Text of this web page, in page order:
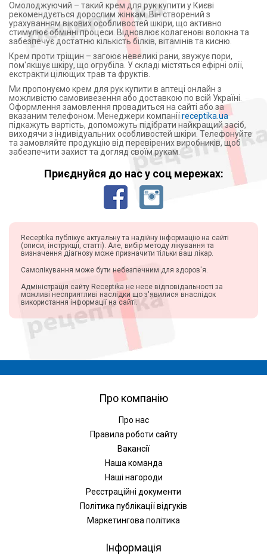
Омолоджуючий – такий крем для рук купити у Києві
рекомендується дорослим жінкам. Він створений з
урахуванням вікових особливостей шкіри, що активно
стимулює обмінні процеси. Відновлює колагенові волокна та
забезпечує достатню кількість білків, вітамінів та кисню.
Крем проти тріщин – загоює невеликі рани, звужує пори,
пом'якшує шкіру, що огрубіла. У складі містяться ефірні олії,
екстракти цілющих трав та фруктів.
Ми пропонуємо крем для рук купити в аптеці онлайн з
можливістю самовивезення або доставкою по всій Україні.
Оформлення замовлення провадиться на сайті або за
вказаним телефоном. Менеджери компаніїreceptika.ua
підкажуть вартість, допоможуть підібрати найкращий засіб,
виходячи з індивідуальних особливостей шкіри. Телефонуйте
та замовляйте продукцію від перевірених виробників, щоб
забезпечити захист та догляд своїм рукам.
Приєднуйся до нас у соц мережах:
Receptika публікує актуальну та надійну інформацію на сайті
(описи, інструкції, статті). Але, вибір методу лікування та
визначення діагнозу може призначити тільки ваш лікар.
Самолікування може бути небезпечним для здоров'я.
Адміністрація сайту Receptika не несе відповідальності за
можливі несприятливі наслідки що з'явилися внаслідок
використання інформації на сайті.
Про компанію
Про нас
Правила роботи сайту
Вакансії
Наша команда
Наші нагороди
Реєстраційні документи
Політика публікації відгуків
Маркетингова політика
Інформація